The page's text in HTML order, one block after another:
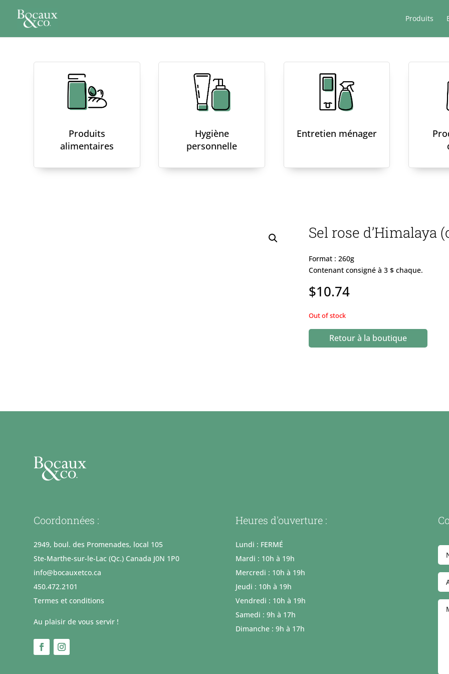
Produits
Produits
alimentaires
Hygiène
personnelle
Entretien ménager
Sel rose d’Himalaya
Format : 260g
Contenant consigné à 3 $ chaque.
$10.74
Out of stock
Retour à la boutique
Coordonnées :
2949, boul. des Promenades, local 105
Ste-Marthe-sur-le-Lac (Qc.) Canada J0N 1P0
info@bocauxetco.ca
450.472.2101
Termes et conditions
Au plaisir de vous servir !
Heures d'ouverture :
Lundi : FERMÉ
Mardi : 10h à 19h
Mercredi : 10h à 19h
Jeudi : 10h à 19h
Vendredi : 10h à 19h
Samedi : 9h à 17h
Dimanche : 9h à 17h